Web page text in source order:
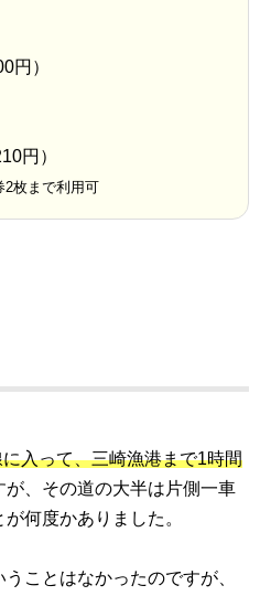
円）
円）
枚まで利用可
入って、三崎漁港まで1時間
が、その道の大半は片側一車
何度かありました。
ことはなかったのですが、